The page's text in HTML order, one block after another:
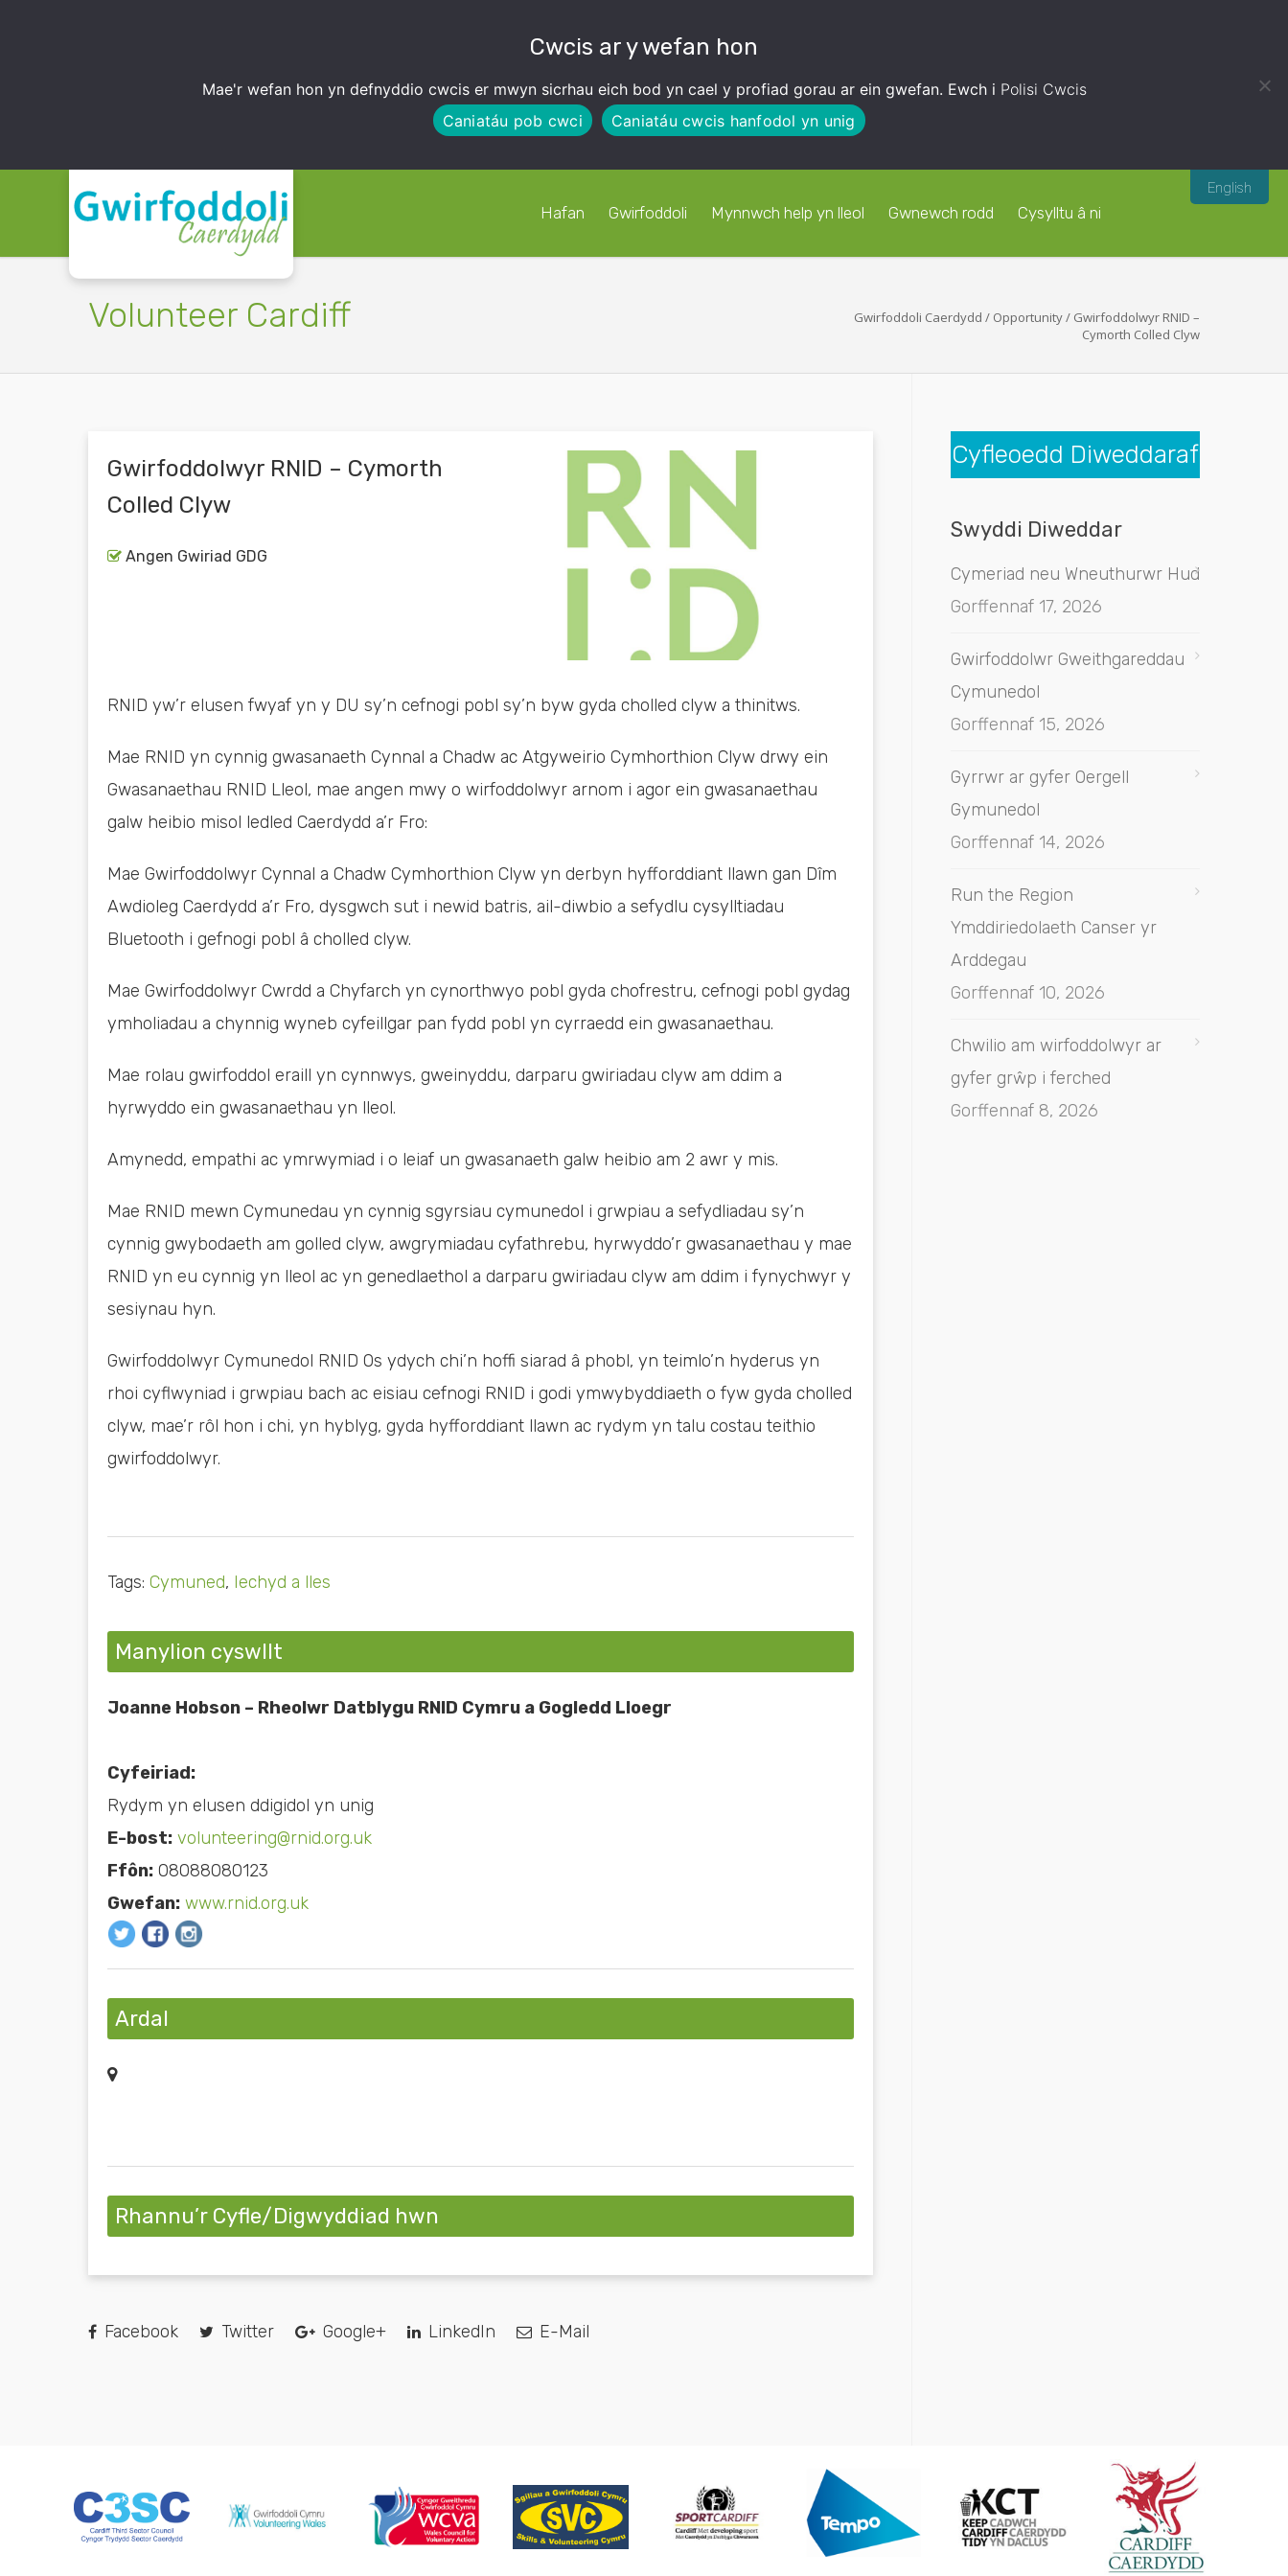
Cwcis ar y wefan hon
Mae'r wefan hon yn defnyddio cwcis er mwyn sicrhau eich bod yn cael y profiad gorau ar ein gwefan. Ewch i Polisi Cwcis
Caniatáu pob cwci
Caniatáu cwcis hanfodol yn unig
English
Hafan Gwirfoddoli Mynnwch help yn lleol Gwnewch rodd Cysylltu â ni
Volunteer Cardiff Gwirfoddoli Caerdydd / Opportunity/ Gwirfoddolwyr RNID –
Cymorth Colled Clyw
Gwirfoddolwyr RNID – Cymorth
Colled Clyw
Angen Gwiriad GDG
RNID yw’r elusen fwyaf yn y DU sy’n cefnogi pobl sy’n byw gyda cholled clyw a thinitws.
Mae RNID yn cynnig gwasanaeth Cynnal a Chadw ac Atgyweirio Cymhorthion Clyw drwy ein
Gwasanaethau RNID Lleol, mae angen mwy o wirfoddolwyr arnom i agor ein gwasanaethau
galw heibio misol ledled Caerdydd a’r Fro:
Mae Gwirfoddolwyr Cynnal a Chadw Cymhorthion Clyw yn derbyn hyfforddiant llawn gan Dîm
Awdioleg Caerdydd a’r Fro, dysgwch sut i newid batris, ail-diwbio a sefydlu cysylltiadau
Bluetooth i gefnogi pobl â cholled clyw.
Mae Gwirfoddolwyr Cwrdd a Chyfarch yn cynorthwyo pobl gyda chofrestru, cefnogi pobl gydag
ymholiadau a chynnig wyneb cyfeillgar pan fydd pobl yn cyrraedd ein gwasanaethau.
Mae rolau gwirfoddol eraill yn cynnwys, gweinyddu, darparu gwiriadau clyw am ddim a
hyrwyddo ein gwasanaethau yn lleol.
Amynedd, empathi ac ymrwymiad i o leiaf un gwasanaeth galw heibio am 2 awr y mis.
Mae RNID mewn Cymunedau yn cynnig sgyrsiau cymunedol i grwpiau a sefydliadau sy’n
cynnig gwybodaeth am golled clyw, awgrymiadau cyfathrebu, hyrwyddo’r gwasanaethau y mae
RNID yn eu cynnig yn lleol ac yn genedlaethol a darparu gwiriadau clyw am ddim i fynychwyr y
sesiynau hyn.
Gwirfoddolwyr Cymunedol RNID Os ydych chi’n hoffi siarad â phobl, yn teimlo’n hyderus yn
rhoi cyflwyniad i grwpiau bach ac eisiau cefnogi RNID i godi ymwybyddiaeth o fyw gyda cholled
clyw, mae’r rôl hon i chi, yn hyblyg, gyda hyfforddiant llawn ac rydym yn talu costau teithio
gwirfoddolwyr.
Tags: Cymuned, Iechyd a lles
Manylion cyswllt
Joanne Hobson – Rheolwr Datblygu RNID Cymru a Gogledd Lloegr
Cyfeiriad:
Rydym yn elusen ddigidol yn unig
E-bost: volunteering@rnid.org.uk
Ffôn: 08088080123
Gwefan: www.rnid.org.uk
Ardal
Rhannu’r Cyfle/Digwyddiad hwn
Facebook Twitter Google+ LinkedIn E-Mail
Cyfleoedd Diweddaraf
Swyddi Diweddar
Cymeriad neu Wneuthurwr Hud
Gorffennaf 17, 2026
Gwirfoddolwr Gweithgareddau
Cymunedol
Gorffennaf 15, 2026
Gyrrwr ar gyfer Oergell
Gymunedol
Gorffennaf 14, 2026
Run the Region
Ymddiriedolaeth Canser yr
Arddegau
Gorffennaf 10, 2026
Chwilio am wirfoddolwyr ar
gyfer grŵp i ferched
Gorffennaf 8, 2026